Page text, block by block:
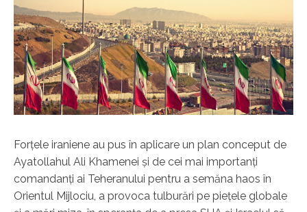
Forţele iraniene au pus în aplicare un plan conceput de
Ayatollahul Ali Khamenei şi de cei mai importanţi
comandanţi ai Teheranului pentru a semăna haos în
Orientul Mijlociu, a provoca tulburări pe pieţele globale